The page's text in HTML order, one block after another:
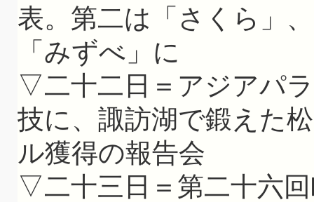
表。第二は「さくら」
「みずべ」に
▽二十二日＝アジアパ
技に、諏訪湖で鍛えた
ル獲得の報告会
▽二十三日＝第二十六